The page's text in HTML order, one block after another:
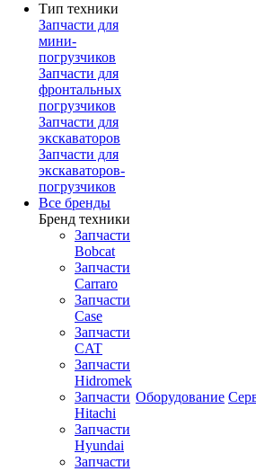
Тип техники
Запчасти для
мини-
погрузчиков
Запчасти для
фронтальных
погрузчиков
Запчасти для
экскаваторов
Запчасти для
экскаваторов-
погрузчиков
Все бренды
Бренд техники
Запчасти
Bobcat
Запчасти
Carraro
Запчасти
Case
Запчасти
CAT
Запчасти
Hidromek
Запчасти
Hitachi
Запчасти
Hyundai
Запчасти
Оборудование